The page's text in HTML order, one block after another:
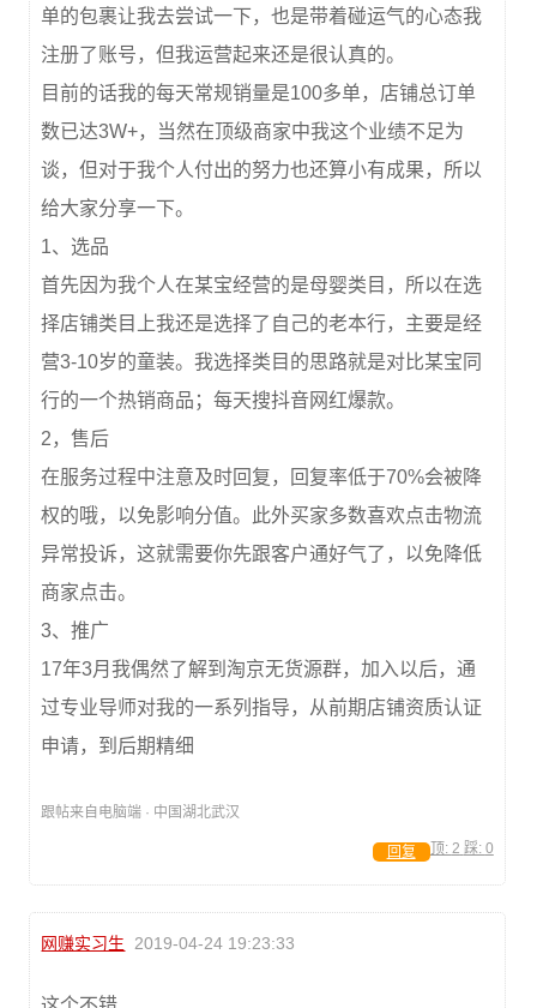
单的包裹让我去尝试一下，也是带着碰运气的心态我
注册了账号，但我运营起来还是很认真的。
目前的话我的每天常规销量是100多单，店铺总订单
数已达3W+，当然在顶级商家中我这个业绩不足为
谈，但对于我个人付出的努力也还算小有成果，所以
给大家分享一下。
1、选品
首先因为我个人在某宝经营的是母婴类目，所以在选
择店铺类目上我还是选择了自己的老本行，主要是经
营3-10岁的童装。我选择类目的思路就是对比某宝同
行的一个热销商品；每天搜抖音网红爆款。
2，售后
在服务过程中注意及时回复，回复率低于70%会被降
权的哦，以免影响分值。此外买家多数喜欢点击物流
异常投诉，这就需要你先跟客户通好气了，以免降低
商家点击。
3、推广
17年3月我偶然了解到淘京无货源群，加入以后，通
过专业导师对我的一系列指导，从前期店铺资质认证
申请，到后期精细
跟帖来自电脑端 · 中国湖北武汉
顶: 2 踩: 0
回复
网赚实习生 2019-04-24 19:23:33